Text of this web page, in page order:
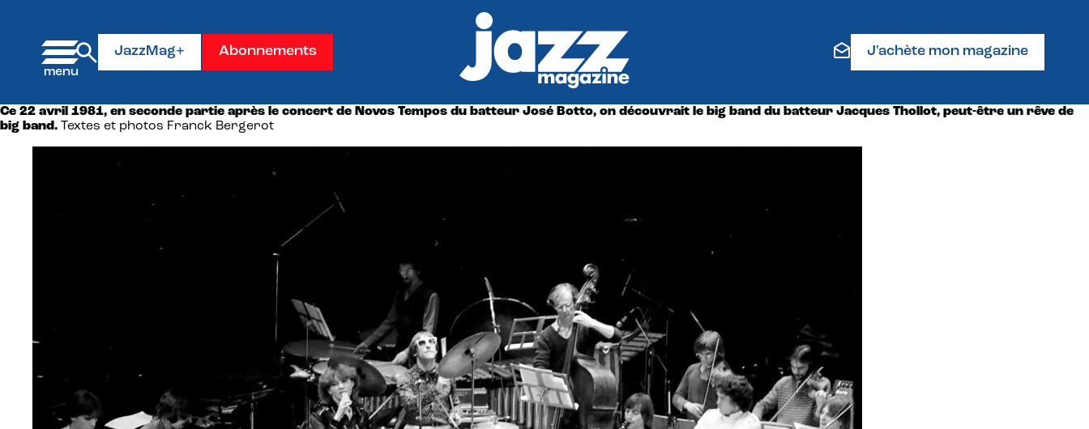
JazzMag+ Abonnements J'achète mon magazine
Ce 22 avril 1981, en seconde partie après le concert de Novos Tempos du batteur José Botto, on découvrait le big band du batteur Jacques Thollot, peut-être un rêve de
big band. Textes et photos Franck Bergerot